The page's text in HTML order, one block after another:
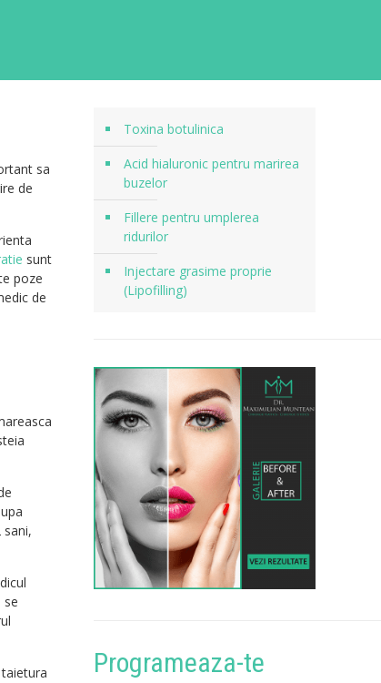
sa
de
sunt
poze
de
se
Toxina botulinica
Acid hialuronic pentru marirea
buzelor
Fillere pentru umplerea
ridurilor
Injectare grasime proprie
(Lipofilling)
Programeaza-te